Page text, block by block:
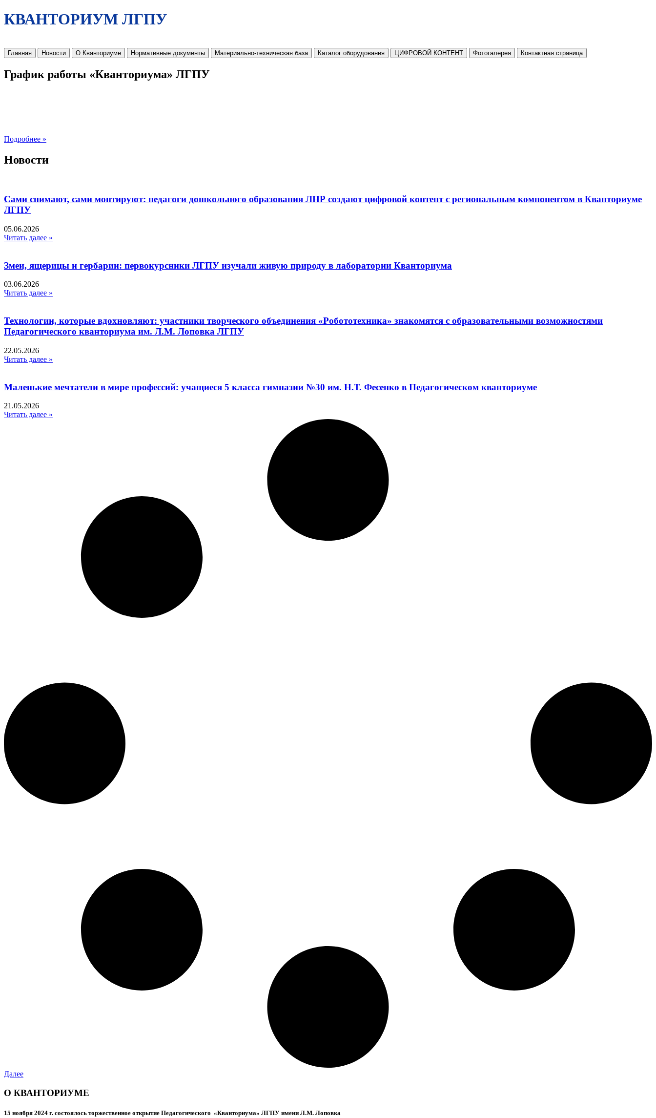
КВАНТОРИУМ ЛГПУ
Главная Новости О Кванториуме Нормативные документы Материально-техническая база Каталог оборудования ЦИФРОВОЙ КОНТЕНТ Фотогалерея Контактная страница
График работы «Кванториума» ЛГПУ
Подробнее »
Новости
Сами снимают, сами монтируют: педагоги дошкольного образования ЛНР создают цифровой контент с региональным компонентом в Кванториуме
ЛГПУ​
05.06.2026
Читать далее »
Змеи, ящерицы и гербарии: первокурсники ЛГПУ изучали живую природу в лаборатории Кванториума
03.06.2026
Читать далее »
Технологии, которые вдохновляют: участники творческого объединения «Робототехника» знакомятся с образовательными возможностями
Педагогического кванториума им. Л.М. Лоповка ЛГПУ
22.05.2026
Читать далее »
Маленькие мечтатели в мире профессий: учащиеся 5 класса гимназии №30 им. Н.Т. Фесенко в Педагогическом кванториуме
21.05.2026
Читать далее »
Далее
О КВАНТОРИУМЕ
15 ноября 2024 г. состоялось торжественное открытие Педагогического «Кванториума» ЛГПУ имени Л.М. Лоповка